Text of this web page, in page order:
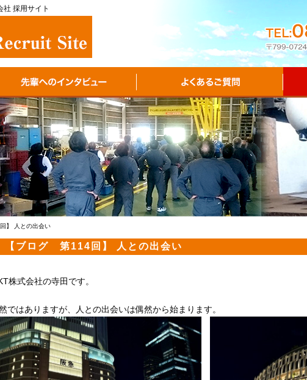
採用サイト
】 人との出会い
【ブログ 第114回】 人との出会い
株式会社の寺田です。
ではありますが、人との出会いは偶然から始まります。